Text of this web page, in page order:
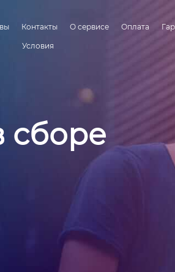
Контакты О сервисе Оплата
Условия
сборе